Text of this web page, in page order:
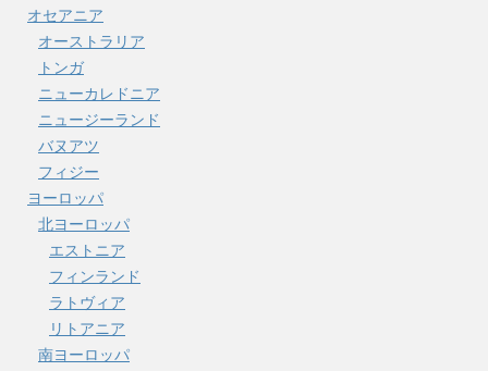
オセアニア
オーストラリア
トンガ
ニューカレドニア
ニュージーランド
バヌアツ
フィジー
ヨーロッパ
北ヨーロッパ
エストニア
フィンランド
ラトヴィア
リトアニア
南ヨーロッパ